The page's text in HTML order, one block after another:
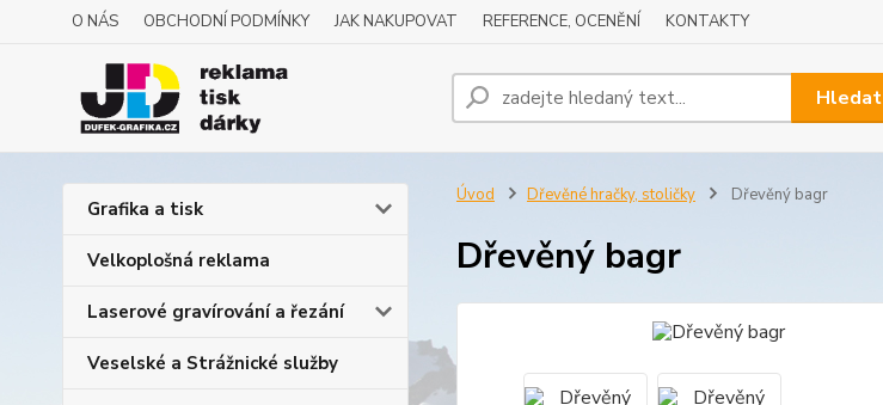
O NÁS OBCHODNÍ PODMÍNKY JAK NAKUPOVAT REFERENCE, OCENĚNÍ KONTAKTY
Hledat
Grafika a tisk
Velkoplošná reklama
Laserové gravírování a řezání
Veselské a Strážnické služby
Úvod Dřevěné hračky, stoličky Dřevěný bagr
Dřevěný bagr